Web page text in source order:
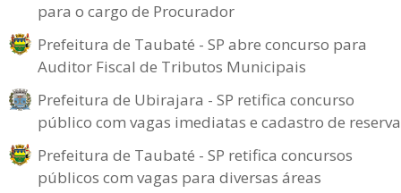
para o cargo de Procurador
Prefeitura de Taubaté - SP abre concurso para
Auditor Fiscal de Tributos Municipais
Prefeitura de Ubirajara - SP retifica concurso
público com vagas imediatas e cadastro de reserva
Prefeitura de Taubaté - SP retifica concursos
públicos com vagas para diversas áreas